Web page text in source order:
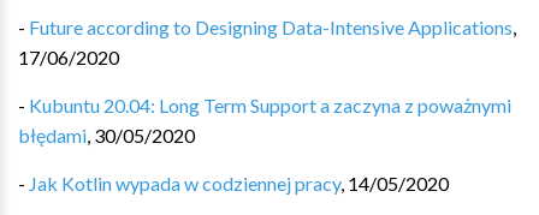
- Future according to Designing Data-Intensive Applications,
17/06/2020
- Kubuntu 20.04: Long Term Support a zaczyna z poważnymi
błędami, 30/05/2020
- Jak Kotlin wypada w codziennej pracy, 14/05/2020